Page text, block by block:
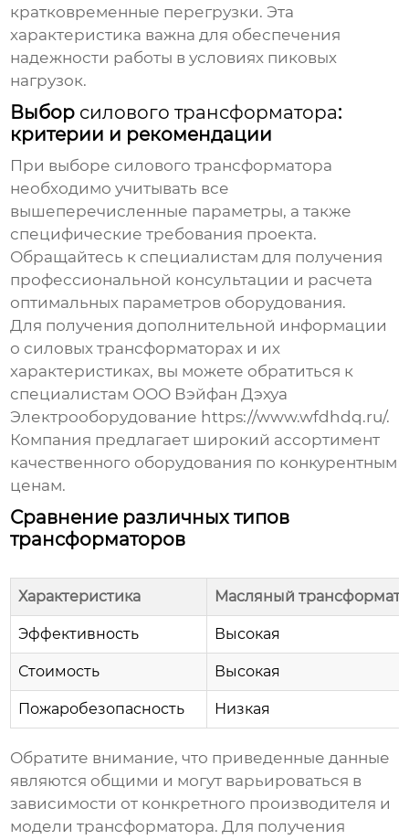
кратковременные перегрузки. Эта
характеристика важна для обеспечения
надежности работы в условиях пиковых
нагрузок.
Выбор силового трансформатора:
критерии и рекомендации
При выборе силового трансформатора
необходимо учитывать все
вышеперечисленные параметры, а также
специфические требования проекта.
Обращайтесь к специалистам для получения
профессиональной консультации и расчета
оптимальных параметров оборудования.
Для получения дополнительной информации
о силовых трансформаторах и их
характеристиках, вы можете обратиться к
специалистам ООО Вэйфан Дэхуа
Электрооборудование https://www.wfdhdq.ru/.
Компания предлагает широкий ассортимент
качественного оборудования по конкурентным
ценам.
Сравнение различных типов
трансформаторов
Характеристика Масляный
Эффективность Высокая
Стоимость Высокая
Пожаробезопасность Низкая
Обратите внимание, что приведенные данные
являются общими и могут варьироваться в
зависимости от конкретного производителя и
модели трансформатора. Для получения